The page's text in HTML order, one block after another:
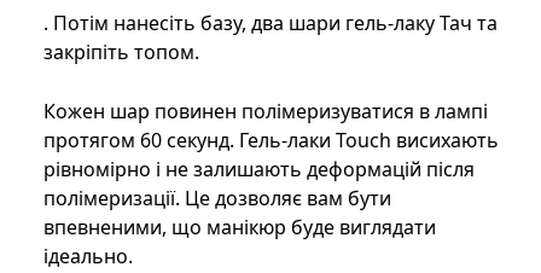
. Потім нанесіть базу, два шари гель-лаку Тач та
закріпіть топом.
Кожен шар повинен полімеризуватися в лампі
протягом 60 секунд. Гель-лаки Touch висихають
рівномірно і не залишають деформацій після
полімеризації. Це дозволяє вам бути
впевненими, що манікюр буде виглядати
ідеально.